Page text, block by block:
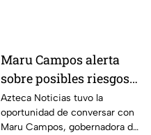
Maru Campos alerta
sobre posibles riesgos
para la libertad de
expresión
Azteca Noticias tuvo la
oportunidad de conversar con
Maru Campos, gobernadora de